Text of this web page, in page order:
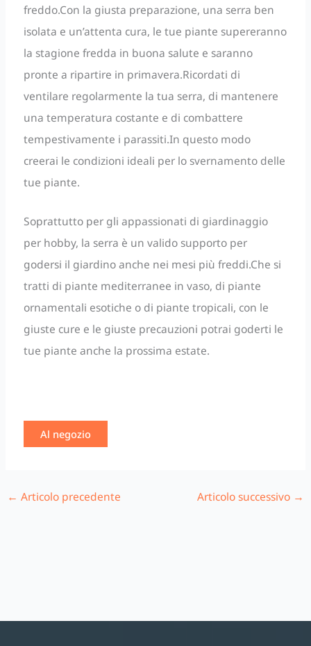
freddo.Con la giusta preparazione, una serra ben
isolata e un’attenta cura, le tue piante supereranno
la stagione fredda in buona salute e saranno
pronte a ripartire in primavera.Ricordati di
ventilare regolarmente la tua serra, di mantenere
una temperatura costante e di combattere
tempestivamente i parassiti.In questo modo
creerai le condizioni ideali per lo svernamento delle
tue piante.
Soprattutto per gli appassionati di giardinaggio
per hobby, la serra è un valido supporto per
godersi il giardino anche nei mesi più freddi.Che si
tratti di piante mediterranee in vaso, di piante
ornamentali esotiche o di piante tropicali, con le
giuste cure e le giuste precauzioni potrai goderti le
tue piante anche la prossima estate.
Al negozio
← Articolo precedente Articolo successivo →